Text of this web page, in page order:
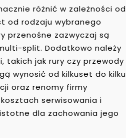
różnić w zależności od
od rodzaju wybranego
przenośne zazwyczaj są
split. Dodatkowo należy
takich jak rury czy przewody
wynosić od kilkuset do kilku
oraz renomy firmy
serwisowania i
dla zachowania jego